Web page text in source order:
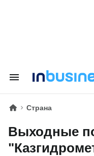
Страна
Выходные